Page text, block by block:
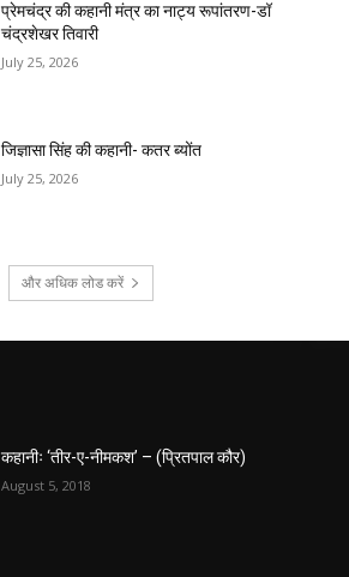
प्रेमचंद्र की कहानी मंत्र का नाट्य रूपांतरण-डॉ
चंद्रशेखर तिवारी
July 25, 2026
जिज्ञासा सिंह की कहानी- कतर ब्योंत
July 25, 2026
और अधिक लोड करें
कहानीः ‘तीर-ए-नीमकश’ – (प्रितपाल कौर)
August 5, 2018